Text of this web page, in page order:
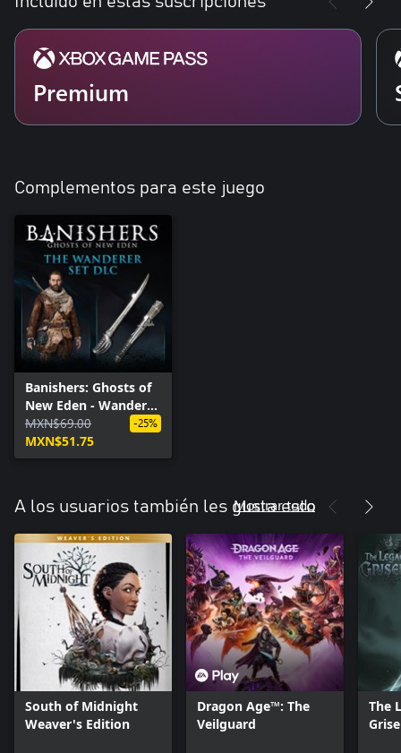
Premium
Complementos para este juego
Banishers: Ghosts of
New Eden - Wanderer
Set DLC
MXN$69.00
MXN$51.75
-25%
A los usuarios también les gusta esto
Mostrar todo
South of Midnight
Weaver's Edition
Dragon Age™: The
Veilguard
The